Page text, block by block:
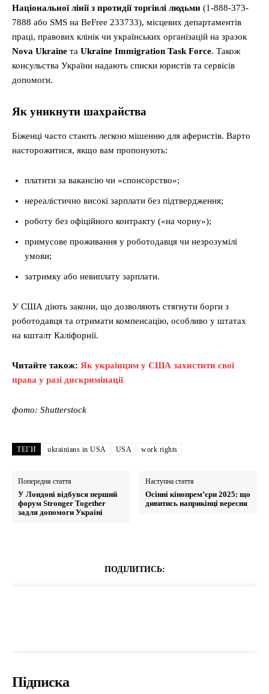
Національної лінії з протидії торгівлі людьми (1-888-373-
7888 або SMS на BeFree 233733), місцевих департаментів
праці, правових клінік чи українських організацій на зразок
Nova Ukraine та Ukraine Immigration Task Force. Також
консульства України надають списки юристів та сервісів
допомоги.
Як уникнути шахрайства
Біженці часто стають легкою мішенню для аферистів. Варто
насторожитися, якщо вам пропонують:
платити за вакансію чи «спонсорство»;
нереалістично високі зарплати без підтвердження;
роботу без офіційного контракту («на чорну»);
примусове проживання у роботодавця чи незрозумілі
умови;
затримку або невиплату зарплати.
У США діють закони, що дозволяють стягнути борги з
роботодавця та отримати компенсацію, особливо у штатах
на кшталт Каліфорнії.
Читайте також: Як українцям у США захистити свої
права у разі дискримінації
фото: Shutterstock
ТЕГИ ukrainians in USA USA work rights
Попередня стаття
У Лондоні відбувся перший
форум Stronger Together
задля допомоги Україні
Наступна стаття
Осінні кінопрем’єри 2025: що
дивитись наприкінці вересня
ПОДІЛИТИСЬ:
Підписка